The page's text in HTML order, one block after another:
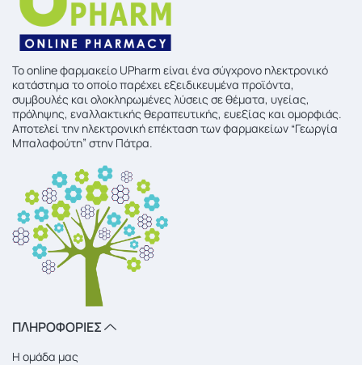
To online φαρμακείο UPharm είναι ένα σύγχρονο ηλεκτρονικό
κατάστημα το οποίο παρέχει εξειδικευμένα προϊόντα,
συμβουλές και ολοκληρωμένες λύσεις σε θέματα, υγείας,
πρόληψης, εναλλακτικής θεραπευτικής, ευεξίας και ομορφιάς.
Αποτελεί την ηλεκτρονική επέκταση των φαρμακείων “Γεωργία
Μπαλαφούτη” στην Πάτρα.
ΠΛΗΡΟΦΟΡΙΕΣ
Η ομάδα μας